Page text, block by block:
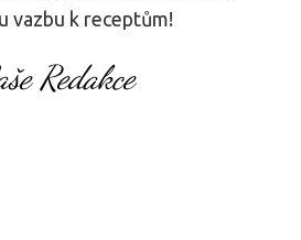
vazbu k receptům!
Redakce